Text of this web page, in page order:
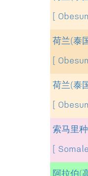
[
荷兰(泰
[
荷兰(泰
[
索马里
[